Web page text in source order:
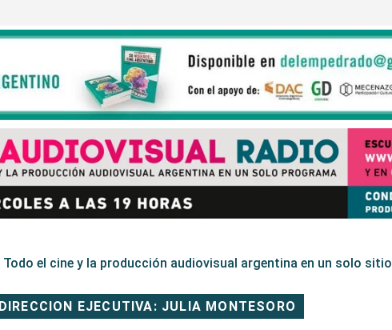
Todo el cine y la producción audiovisual argentina en un solo sitio
DIRECCION EJECUTIVA: JULIA MONTESORO